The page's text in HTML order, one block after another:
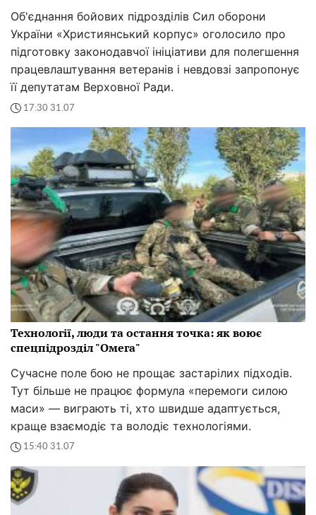
Об'єднання бойових підрозділів Сил оборони
України «Християнський корпус» оголосило про
підготовку законодавчої ініціативи для полегшення
працевлаштування ветеранів і невдовзі запропонує
її депутатам Верховної Ради.
17:30 31.07
Технології, люди та остання точка: як воює
спецпідрозділ "Омега"
Сучасне поле бою не прощає застарілих підходів.
Тут більше не працює формула «перемоги силою
маси» — виграють ті, хто швидше адаптується,
краще взаємодіє та володіє технологіями.
15:40 31.07